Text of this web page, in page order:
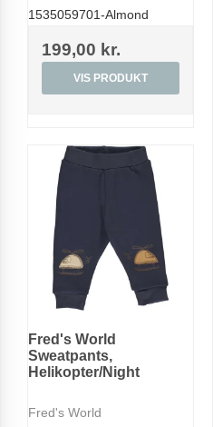
1535059701-Almond
199,00 kr.
VIS PRODUKT
Fred's World
Sweatpants,
Helikopter/Night
Fred's World